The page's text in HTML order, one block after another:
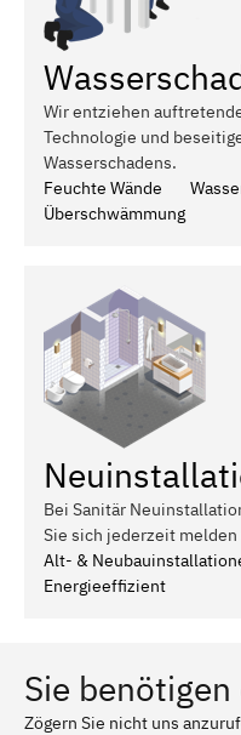
Wir entziehen
Technologie und
Wasserschadens.
Feuchte Wände
Überschwämmung
Bei Sanitär
Sie sich jederzeit
Alt- &
Energieeffizient
Sie
Zögern Sie nicht uns